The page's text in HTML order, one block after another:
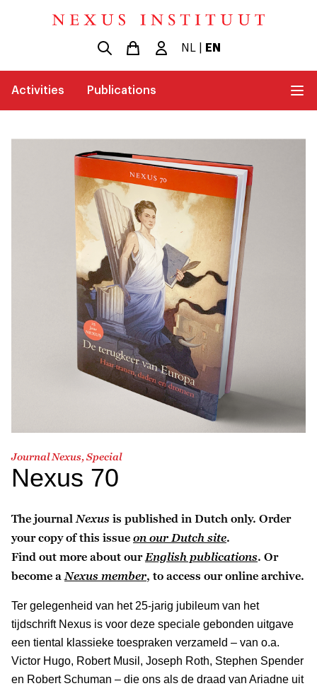
NL EN
Activities Publications
Journal Nexus, Special
Nexus 70
The journal Nexus is published in Dutch only. Order
your copy of this issue on our Dutch site.
Find out more about our English publications. Or
become a Nexus member, to access our online archive.
Ter gelegenheid van het 25-jarig jubileum van het
tijdschrift Nexus is voor deze speciale gebonden uitgave
een tiental klassieke toespraken verzameld – van o.a.
Victor Hugo, Robert Musil, Joseph Roth, Stephen Spender
en Robert Schuman – die ons als de draad van Ariadne uit